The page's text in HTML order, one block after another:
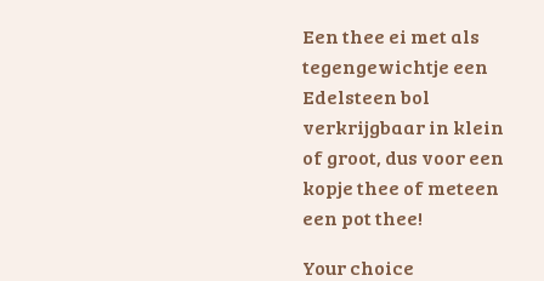
Een thee ei met als
tegengewichtje een
Edelsteen bol
verkrijgbaar in klein
of groot, dus voor een
kopje thee of meteen
een pot thee!
Your choice